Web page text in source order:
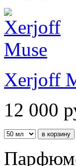
Xerjoff
12 000